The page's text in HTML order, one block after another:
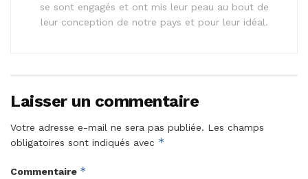
se sont engagés et ont mis leur peau au bout de
leur conception de notre pays et pour leur idéal.
Laisser un commentaire
Votre adresse e-mail ne sera pas publiée. Les champs
obligatoires sont indiqués avec *
Commentaire *